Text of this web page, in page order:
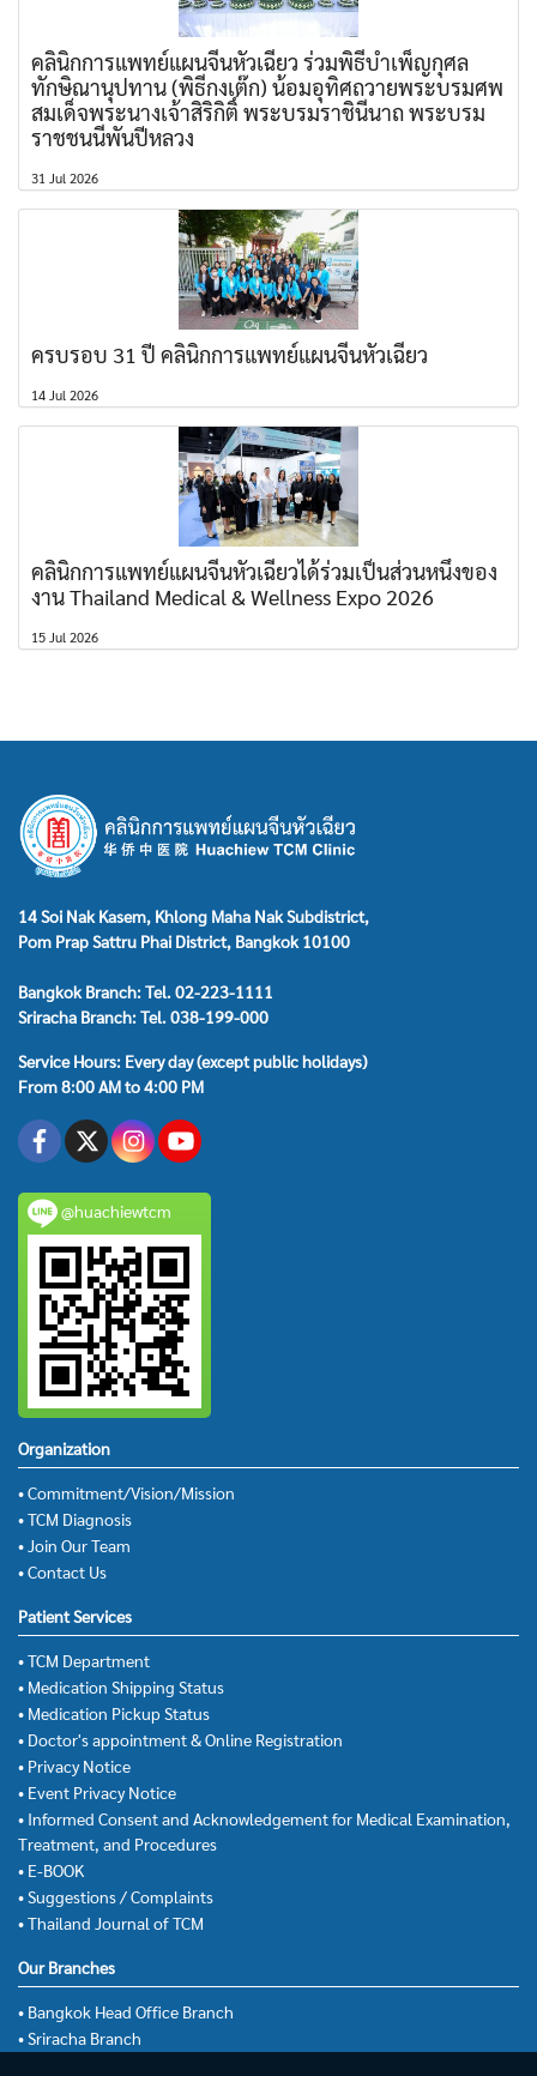
คลินิกการแพทย์แผนจีนหัวเฉียว ร่วมพิธีบำเพ็ญกุศล
ทักษิณานุปทาน (พิธีกงเต๊ก) น้อมอุทิศถวายพระบรมศพ
สมเด็จพระนางเจ้าสิริกิติ์ พระบรมราชินีนาถ พระบรม
ราชชนนีพันปีหลวง
31 Jul 2026
ครบรอบ 31 ปี คลินิกการแพทย์แผนจีนหัวเฉียว
14 Jul 2026
คลินิกการแพทย์แผนจีนหัวเฉียวได้ร่วมเป็นส่วนหนึ่งของ
งาน Thailand Medical & Wellness Expo 2026
15 Jul 2026
14 Soi Nak Kasem, Khlong Maha Nak Subdistrict,
Pom Prap Sattru Phai District, Bangkok 10100
Bangkok Branch: Tel. 02-223-1111
Sriracha Branch: Tel. 038-199-000
Service Hours: Every day (except public holidays)
From 8:00 AM to 4:00 PM
@huachiewtcm
Organization
• Commitment/Vision/Mission
• TCM Diagnosis
• Join Our Team
• Contact Us
Patient Services
• TCM Department
• Medication Shipping Status
• Medication Pickup Status
• Doctor's appointment & Online Registration
• Privacy Notice
• Event Privacy Notice
• Informed Consent and Acknowledgement for Medical Examination,
Treatment, and Procedures
• E-BOOK
• Suggestions / Complaints
• Thailand Journal of TCM
Our Branches
• Bangkok Head Office Branch
• Sriracha Branch